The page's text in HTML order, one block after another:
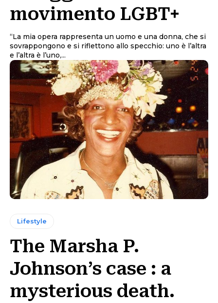
movimento LGBT+
“La mia opera rappresenta un uomo e una donna, che si
sovrappongono e si riflettono allo specchio: uno è l’altra
e l’altra è l’uno,...
Lifestyle
The Marsha P.
Johnson’s case : a
mysterious death.